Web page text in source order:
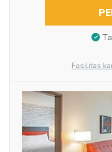
Fasilitas